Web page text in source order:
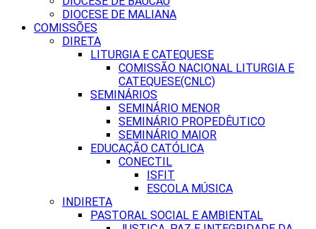
DIOCESE DE MALIANA
COMISSÕES
DIRETA
LITURGIA E CATEQUESE
COMISSÃO NACIONAL LITURGIA E
CATEQUESE(CNLC)
SEMINÁRIOS
SEMINÁRIO MENOR
SEMINÁRIO PROPEDÊUTICO
SEMINÁRIO MAIOR
EDUCAÇÃO CATÓLICA
CONECTIL
ISFIT
ESCOLA MÚSICA
INDIRETA
PASTORAL SOCIAL E AMBIENTAL